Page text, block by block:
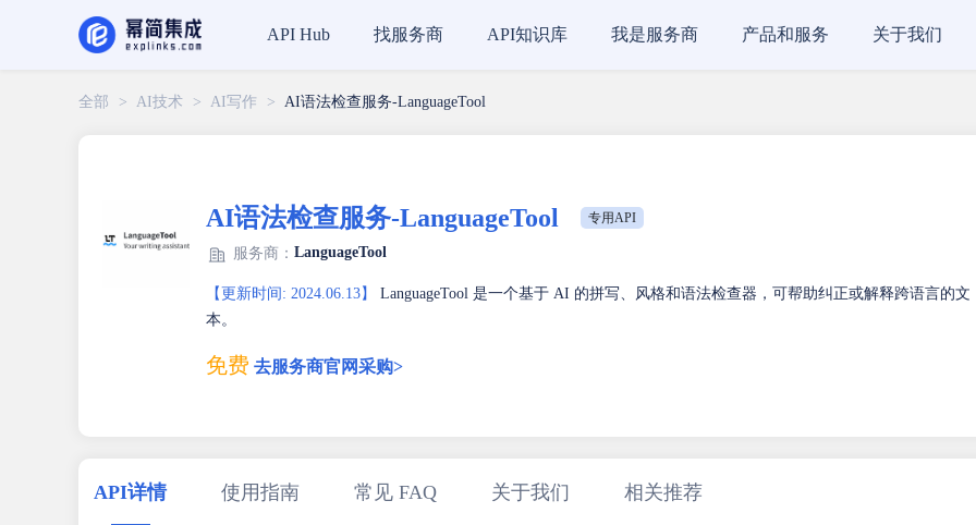
API Hub 找服务商 API知识库 我是服务商 产品和服务 关于我们
全部 > AI技术 > AI写作 > AI语法检查服务-LanguageTool
AI语法检查服务-LanguageTool 专用API
服务商： LanguageTool
【更新时间: 2024.06.13】
LanguageTool 是一个基于 AI 的拼写、风格和语法检查器，可帮助纠正或解释跨语言的文
本。
免费 去服务商官网采购>
API详情 使用指南 常见 FAQ 关于我们 相关推荐